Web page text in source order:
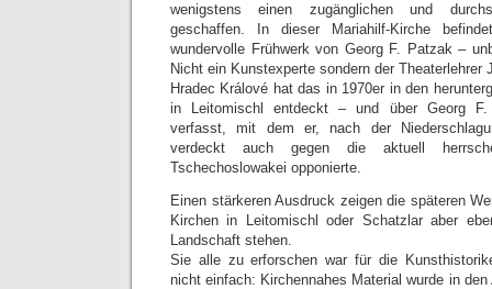
wenigstens einen zugänglichen und
geschaffen. In dieser Mariahilf-Kirche
wundervolle Frühwerk von Georg F. Patzak –
Nicht ein Kunstexperte sondern der
Hradec Králové hat das in 1970er in den
in Leitomischl entdeckt – und über Georg
verfasst, mit dem er, nach der
verdeckt auch gegen die aktuell
Tschechoslowakei opponierte.
Einen stärkeren Ausdruck zeigen die späteren
Kirchen in Leitomischl oder Schatzlar aber
Landschaft stehen.
Sie alle zu erforschen war für die
nicht einfach: Kirchennahes Material wurde in